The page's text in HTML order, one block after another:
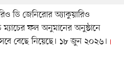
ডি জেনিরোর অ্যাকুয়ারিও
ম্যাচের ফল অনুমানের অনুষ্ঠানে
বেছে নিয়েছে। ১৮ জুন ২০২৬।